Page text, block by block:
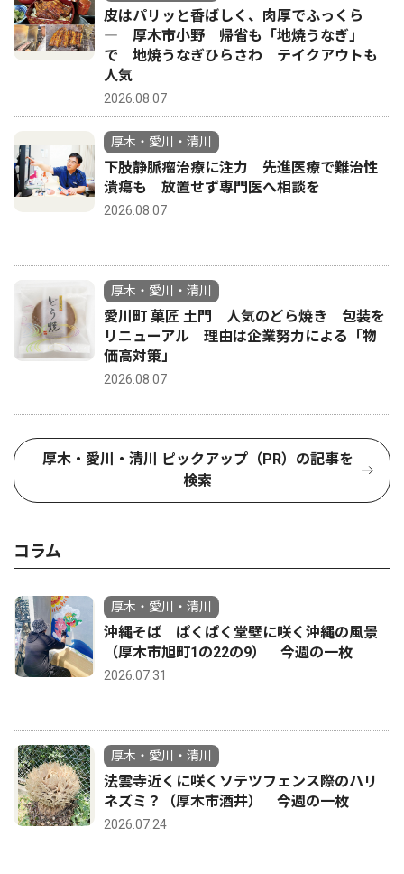
皮はパリッと香ばしく、肉厚でふっくら
― 厚木市小野 帰省も「地焼うなぎ」
で 地焼うなぎひらさわ テイクアウトも
人気
2026.08.07
厚木・愛川・清川
下肢静脈瘤治療に注力 先進医療で難治性
潰瘍も 放置せず専門医へ相談を
2026.08.07
厚木・愛川・清川
愛川町 菓匠 土門 人気のどら焼き 包装を
リニューアル 理由は企業努力による「物
価高対策」
2026.08.07
厚木・愛川・清川 ピックアップ（PR）の記事を
検索
コラム
厚木・愛川・清川
沖縄そば ぱくぱく堂壁に咲く沖縄の風景
（厚木市旭町1の22の9） 今週の一枚
2026.07.31
厚木・愛川・清川
法雲寺近くに咲くソテツフェンス際のハリ
ネズミ？（厚木市酒井） 今週の一枚
2026.07.24